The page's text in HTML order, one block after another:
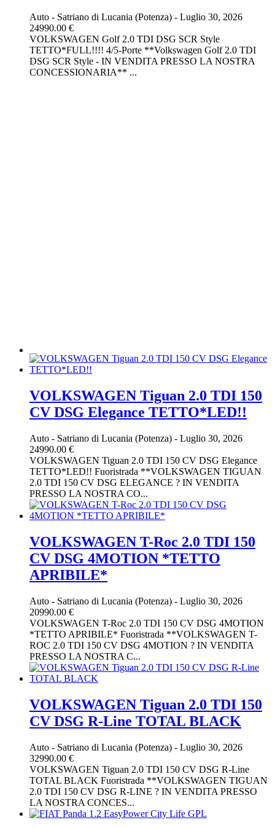
Auto - Satriano di Lucania (Potenza) - Luglio 30, 2026
24990.00 €
VOLKSWAGEN Golf 2.0 TDI DSG SCR Style
TETTO*FULL!!!! 4/5-Porte **Volkswagen Golf 2.0 TDI
DSG SCR Style - IN VENDITA PRESSO LA NOSTRA
CONCESSIONARIA** ...
VOLKSWAGEN Tiguan 2.0 TDI 150
CV DSG Elegance TETTO*LED!!
Auto - Satriano di Lucania (Potenza) - Luglio 30, 2026
24990.00 €
VOLKSWAGEN Tiguan 2.0 TDI 150 CV DSG Elegance
TETTO*LED!! Fuoristrada **VOLKSWAGEN TIGUAN
2.0 TDI 150 CV DSG ELEGANCE ? IN VENDITA
PRESSO LA NOSTRA CO...
VOLKSWAGEN T-Roc 2.0 TDI 150
CV DSG 4MOTION *TETTO
APRIBILE*
Auto - Satriano di Lucania (Potenza) - Luglio 30, 2026
20990.00 €
VOLKSWAGEN T-Roc 2.0 TDI 150 CV DSG 4MOTION
*TETTO APRIBILE* Fuoristrada **VOLKSWAGEN T-
ROC 2.0 TDI 150 CV DSG 4MOTION ? IN VENDITA
PRESSO LA NOSTRA C...
VOLKSWAGEN Tiguan 2.0 TDI 150
CV DSG R-Line TOTAL BLACK
Auto - Satriano di Lucania (Potenza) - Luglio 30, 2026
32990.00 €
VOLKSWAGEN Tiguan 2.0 TDI 150 CV DSG R-Line
TOTAL BLACK Fuoristrada **VOLKSWAGEN TIGUAN
2.0 TDI 150 CV DSG R-LINE ? IN VENDITA PRESSO
LA NOSTRA CONCES...